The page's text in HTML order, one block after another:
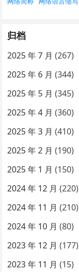
归档
2025 年 7 月 (267)
2025 年 6 月 (344)
2025 年 5 月 (345)
2025 年 4 月 (360)
2025 年 3 月 (410)
2025 年 2 月 (190)
2025 年 1 月 (150)
2024 年 12 月 (220)
2024 年 11 月 (210)
2024 年 10 月 (80)
2023 年 12 月 (177)
2023 年 11 月 (15)